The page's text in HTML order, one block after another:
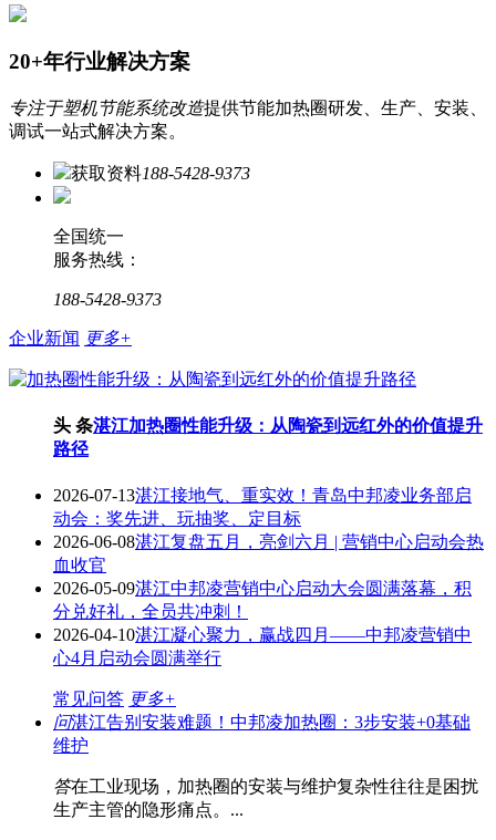
20+年行业解决方案
专注于塑机节能系统改造提供节能加热圈研发、生产、安装、
调试一站式解决方案。
获取资料188-5428-9373
全国统一
服务热线：
188-5428-9373
企业新闻 更多+
头 条湛江加热圈性能升级：从陶瓷到远红外的价值提升
路径
2026-07-13湛江接地气、重实效！青岛中邦凌业务部启
动会：奖先进、玩抽奖、定目标
2026-06-08湛江复盘五月，亮剑六月 | 营销中心启动会热
血收官
2026-05-09湛江中邦凌营销中心启动大会圆满落幕，积
分兑好礼，全员共冲刺！
2026-04-10湛江凝心聚力，赢战四月——中邦凌营销中
心4月启动会圆满举行
常见问答 更多+
问湛江告别安装难题！中邦凌加热圈：3步安装+0基础
维护
答在工业现场，加热圈的安装与维护复杂性往往是困扰
生产主管的隐形痛点。...